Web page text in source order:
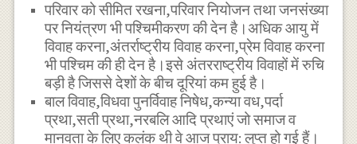
परिवार को सीमित रखना,परिवार नियोजन तथा जनसंख्या
पर नियंत्रण भी पश्चिमीकरण की देन है।अधिक आयु में
विवाह करना,अंतर्राष्ट्रीय विवाह करना,प्रेम विवाह करना
भी पश्चिम की ही देन है।इसे अंतरराष्ट्रीय विवाहों में रुचि
बड़ी है जिससे देशों के बीच दूरियां कम हुई है।
बाल विवाह,विधवा पुनर्विवाह निषेध,कन्या वध,पर्दा
प्रथा,सती प्रथा,नरबलि आदि प्रथाएं जो समाज व
मानवता के लिए कलंक थी वे आज प्राय: लुप्त हो गई हैं।